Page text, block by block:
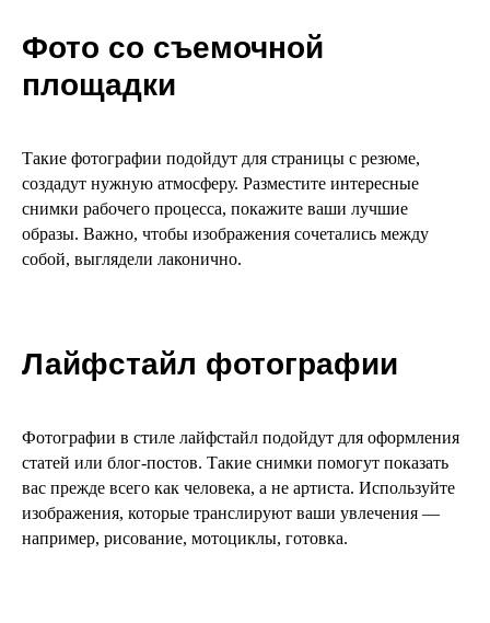
Фото со съемочной
площадки
Такие фотографии подойдут для страницы с резюме,
создадут нужную атмосферу. Разместите интересные
снимки рабочего процесса, покажите ваши лучшие
образы. Важно, чтобы изображения сочетались между
собой, выглядели лаконично.
Лайфстайл фотографии
Фотографии в стиле лайфстайл подойдут для оформления
статей или блог-постов. Такие снимки помогут показать
вас прежде всего как человека, а не артиста. Используйте
изображения, которые транслируют ваши увлечения —
например, рисование, мотоциклы, готовка.